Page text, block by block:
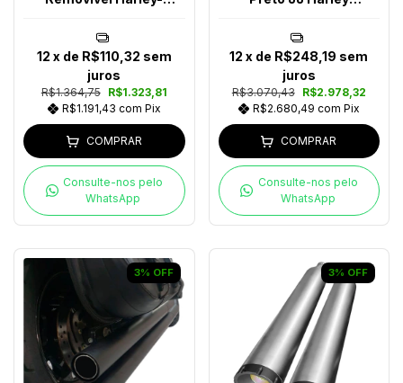
R$1.364,75
R$1.323,81
R$1.191,43 com Pix
12 x de R$110,32 sem
juros
COMPRAR
Consulte-nos pelo
WhatsApp
R$3.070,43
R$2.978,32
R$2.680,49 com Pix
12 x de R$248,19 sem
juros
COMPRAR
Consulte-nos pelo
WhatsApp
3% OFF 3% OFF